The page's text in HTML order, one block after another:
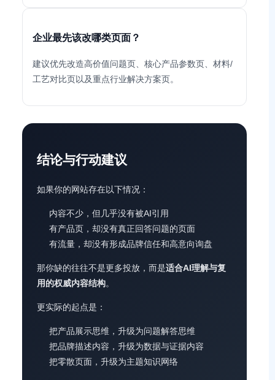
企业最先该改哪类页面？
建议优先改造高价值问题页、核心产品参数页、材料/
工艺对比页以及重点行业解决方案页。
结论与行动建议
如果你的网站存在以下情况：
内容不少，但几乎没有被AI引用
有产品页，却没有真正回答问题的页面
有流量，却没有形成品牌信任和高意向询盘
那你缺的往往不是更多投放，而是适合AI理解与复
用的权威内容结构。
更实际的起点是：
把产品展示思维，升级为问题解答思维
把品牌描述内容，升级为数据与证据内容
把零散页面，升级为主题知识网络